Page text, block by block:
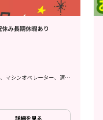
み長期休暇あり
軽作業、検査、組立・組付け、加工、マシンオペレーター、清掃・洗浄、ハンダ付け、立ち作業
詳細を見る